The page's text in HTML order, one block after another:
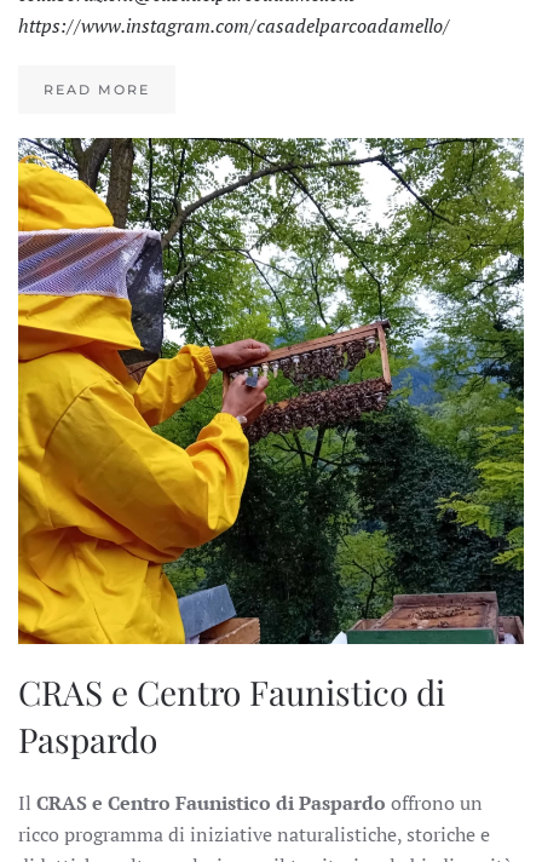
https://www.instagram.com/casadelparcoadamello/
READ MORE
CRAS e Centro Faunistico di
Paspardo
Il CRAS e Centro Faunistico di Paspardo offrono un
ricco programma di iniziative naturalistiche, storiche e